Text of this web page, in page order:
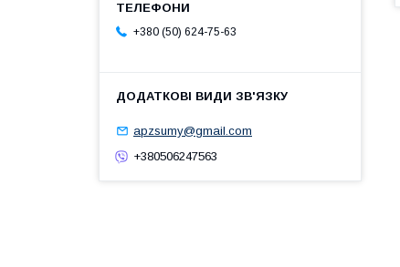
+380 (50) 624-75-63
apzsumy@gmail.com
+380506247563